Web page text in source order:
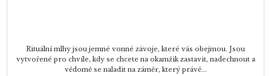
Rituální mlhy jsou jemné vonné závoje, které vás obejmou. Jsou
vytvořené pro chvíle, kdy se chcete na okamžik zastavit, nadechnout a
vědomě se naladit na záměr, který právě...